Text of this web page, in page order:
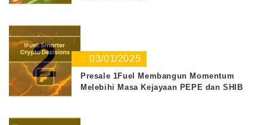
2 03/01/2025
Presale 1Fuel Membangun Momentum
Melebihi Masa Kejayaan PEPE dan SHIB